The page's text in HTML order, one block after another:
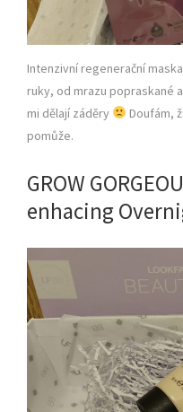
Intenzivní regenerační
ruky, od mrazu popraskané
mi dělají záděry
Doufám,
pomůže.
GROW
enhacing